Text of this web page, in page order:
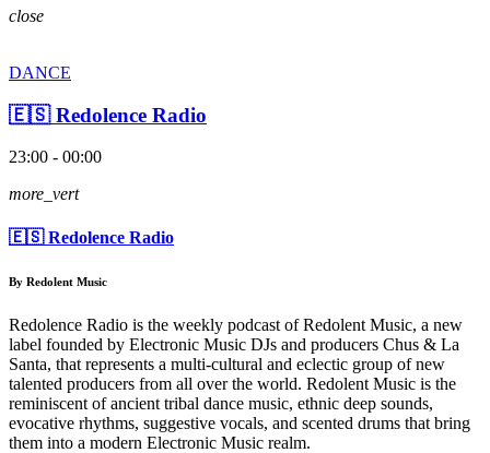
close
DANCE
🇪🇸 Redolence Radio
23:00 - 00:00
more_vert
🇪🇸 Redolence Radio
By Redolent Music
Redolence Radio is the weekly podcast of Redolent Music, a new
label founded by Electronic Music DJs and producers Chus & La
Santa, that represents a multi-cultural and eclectic group of new
talented producers from all over the world. Redolent Music is the
reminiscent of ancient tribal dance music, ethnic deep sounds,
evocative rhythms, suggestive vocals, and scented drums that bring
them into a modern Electronic Music realm.